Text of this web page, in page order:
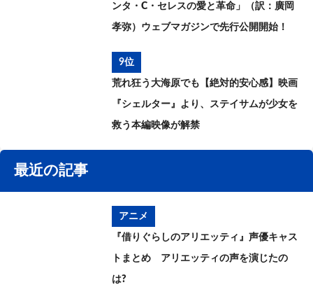
ンタ・C・セレスの愛と革命」（訳：廣岡
孝弥）ウェブマガジンで先行公開開始！
9位
荒れ狂う大海原でも【絶対的安心感】映画
『シェルター』より、ステイサムが少女を
救う本編映像が解禁
最近の記事
アニメ
『借りぐらしのアリエッティ』声優キャス
トまとめ アリエッティの声を演じたの
は?